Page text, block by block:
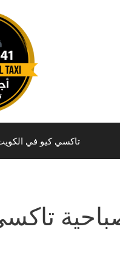
تاكسي كيو في